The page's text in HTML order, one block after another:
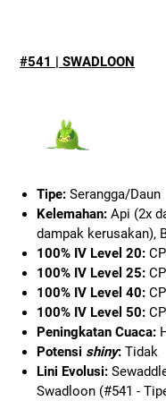
#541 | SWADLOON
Tipe:Serangga/Daun
Kelemahan:Api (2x
dampak kerusakan),
100% IV Level 20:
100% IV Level 25:
100% IV Level 40:
100% IV Level 50:
Peningkatan Cuaca:
Potensi shiny:Tidak
Lini Evolusi:
Swadloon (#541 -